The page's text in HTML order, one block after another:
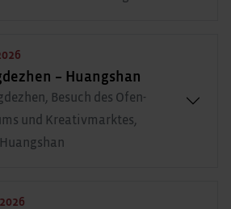
– Huangshan
Besuch des Ofen-
und Kreativmarktes,